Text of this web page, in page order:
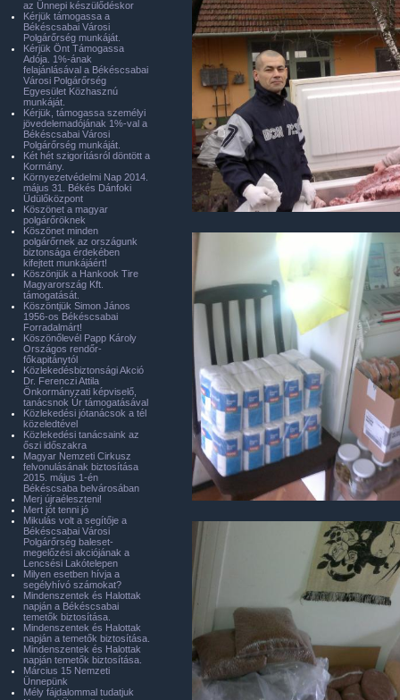
az Ünnepi készülődéskor
Kérjük támogassa a
Békéscsabai Városi
Polgárőrség munkáját.
Kérjük Önt Támogassa
Adója. 1%-ának
felajánlásával a Békéscsabai
Városi Polgárőrség
Egyesület Közhasznú
munkáját.
Kérjük, támogassa személyi
jövedelemadójának 1%-val a
Békéscsabai Városi
Polgárőrség munkáját.
Két hét szigorításról döntött a
Kormány.
Környezetvédelmi Nap 2014.
május 31. Békés Dánfoki
Üdülőközpont
Köszönet a magyar
polgárőröknek
Köszönet minden
polgárőrnek az országunk
biztonsága érdekében
kifejtett munkájáért!
Köszönjük a Hankook Tire
Magyarország Kft.
támogatását.
Köszöntjük Simon János
1956-os Békéscsabai
Forradalmárt!
Köszönőlevél Papp Károly
Országos rendőr-
főkapitánytól
Közlekedésbiztonsági Akció
Dr. Ferenczi Attila
Önkormányzati képviselő,
tanácsnok Úr támogatásával
Közlekedési jótanácsok a tél
közeledtével
Közlekedési tanácsaink az
őszi időszakra
Magyar Nemzeti Cirkusz
felvonulásának biztosítása
2015. május 1-én
Békéscsaba belvárosában
Merj újraéleszteni!
Mert jót tenni jó
Mikulás volt a segítője a
Békéscsabai Városi
Polgárőrség baleset-
megelőzési akciójának a
Lencsési Lakótelepen
Milyen esetben hívja a
segélyhívó számokat?
Mindenszentek és Halottak
napján a Békéscsabai
temetők biztosítása.
Mindenszentek és Halottak
napján a temetők biztosítása.
Mindenszentek és Halottak
napján temetők biztosítása.
Március 15 Nemzeti
Ünnepünk
Mély fájdalommal tudatjuk